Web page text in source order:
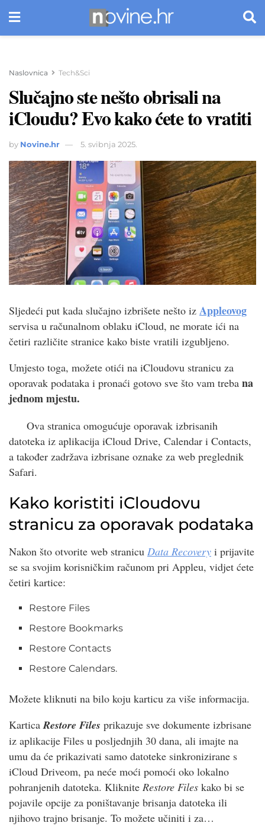
Naslovnica Tech&Sci
Slučajno ste nešto obrisali na
iCloudu? Evo kako ćete to vratiti
by Novine.hr 5. svibnja 2025.
Sljedeći put kada slučajno izbrišete nešto iz Appleovog
servisa u računalnom oblaku iCloud, ne morate ići na
četiri različite stranice kako biste vratili izgubljeno.
Umjesto toga, možete otići na iCloudovu stranicu za
oporavak podataka i pronaći gotovo sve što vam treba na
jednom mjestu.
Ova stranica omogućuje oporavak izbrisanih
datoteka iz aplikacija iCloud Drive, Calendar i Contacts,
a također zadržava izbrisane oznake za web preglednik
Safari.
Kako koristiti iCloudovu
stranicu za oporavak podataka
Nakon što otvorite web stranicu Data Recovery i prijavite
se sa svojim korisničkim računom pri Appleu, vidjet ćete
četiri kartice:
Restore Files
Restore Bookmarks
Restore Contacts
Restore Calendars.
Možete kliknuti na bilo koju karticu za više informacija.
KarticaRestore Files prikazuje sve dokumente izbrisane
iz aplikacije Files u posljednjih 30 dana, ali imajte na
umu da će prikazivati ​​samo datoteke sinkronizirane s
iCloud Driveom, pa neće moći pomoći oko lokalno
pohranjenih datoteka. Kliknite Restore Files kako bi se
pojavile opcije za poništavanje brisanja datoteka ili
njihovo trajno brisanje. To možete učiniti i za…